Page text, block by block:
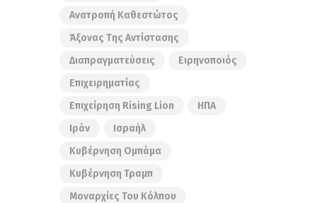
Ανατροπή Καθεστώτος
Άξονας Της Αντίστασης
Διαπραγματεύσεις
Ειρηνοποιός
Επιχειρηματίας
Επιχείρηση Rising Lion
ΗΠΑ
Ιράν
Ισραήλ
Κυβέρνηση Ομπάμα
Κυβέρνηση Τραμπ
Μοναρχίες Του Κόλπου